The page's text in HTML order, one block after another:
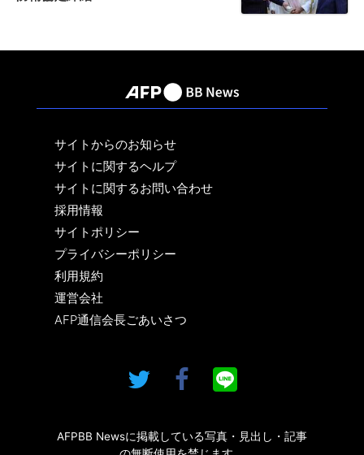
サイトからのお知らせ
サイトに関するヘルプ
サイトに関するお問い合わせ
採用情報
サイトポリシー
プライバシーポリシー
利用規約
運営会社
AFP通信会長ごあいさつ
AFPBB Newsに掲載している写真・見出し・記事